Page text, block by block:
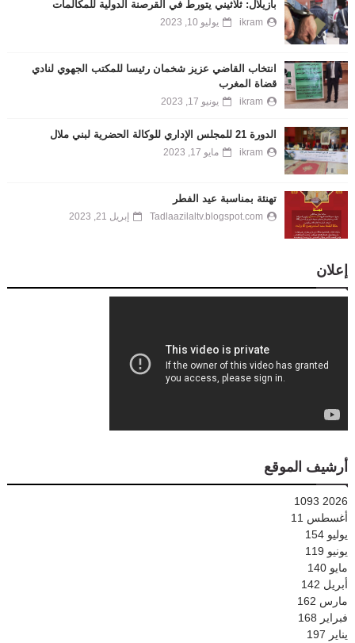
بأزيلال: ثلاثيني يتورط في القرصنة الدولية للمكالمات
ikram يوليو 10, 2023
انتخاب القاضي عزيز شخمان رئيسا للمكتب الجهوي لنادي
قضاة المغرب
ikram يونيو 17, 2023
الدورة 21 للمجلس الإداري للوكالة الحضرية لبني ملال
ikram مايو 17, 2023
تهنئة بمناسبة عيد الفطر
Tadlaazilaltv.blogspot.com إبريل 21, 2023
إعلان
أرشيف الموقع
2026
1093
أغسطس 11
يوليو 154
يونيو 119
مايو 140
أبريل 142
مارس 162
فبراير 168
يناير 197